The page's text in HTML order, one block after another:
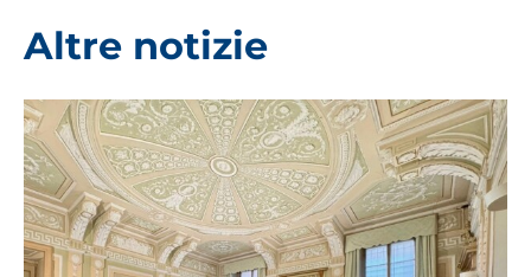
Altre notizie